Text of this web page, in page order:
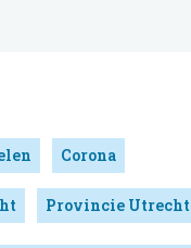
Corona
Provincie Utrecht